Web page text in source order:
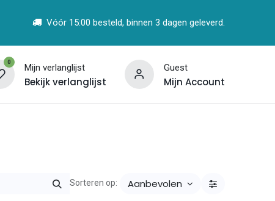
Vóór 15:00 besteld, binnen 3 dagen geleverd.
0 Mijn verlanglijst
Bekijk verlanglijst
Guest
Mijn Account
Sorteren op: Aanbevolen